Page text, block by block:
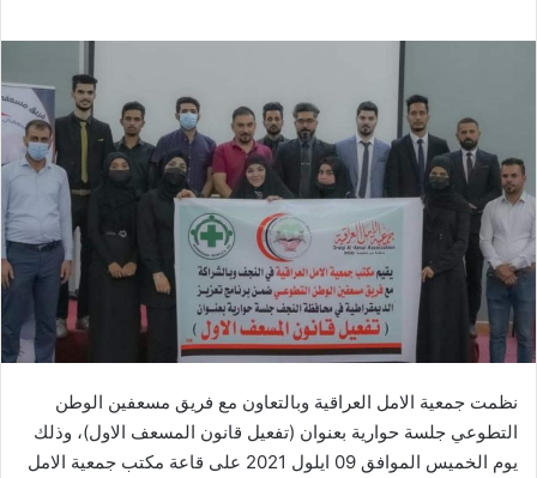
نظمت جمعية الامل العراقية وبالتعاون مع فريق مسعفين الوطن
التطوعي جلسة حوارية بعنوان (تفعيل قانون المسعف الاول)، وذلك
يوم الخميس الموافق 09 ايلول 2021 على قاعة مكتب جمعية الامل